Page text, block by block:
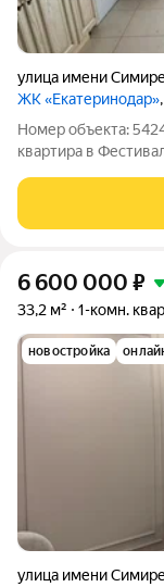
улица имени
ЖК «Екатеринодар»
Номер объекта:
квартира в
хочет жить в
доме из
6 600 000 ₽
33,2 м² 1-комн.
новостройка
улица имени